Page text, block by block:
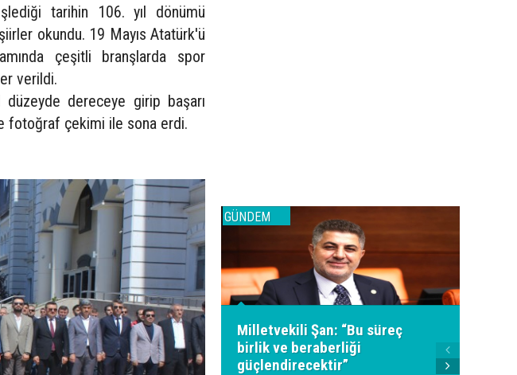
tarihin 106. yıl dönümü
okundu. 19 Mayıs Atatürk'ü
çeşitli branşlarda spor
verildi.
düzeyde dereceye girip başarı
fotoğraf çekimi ile sona erdi.
GÜNDEM
Milletvekili Şan: “Bu süreç
birlik ve beraberliği
güçlendirecektir”